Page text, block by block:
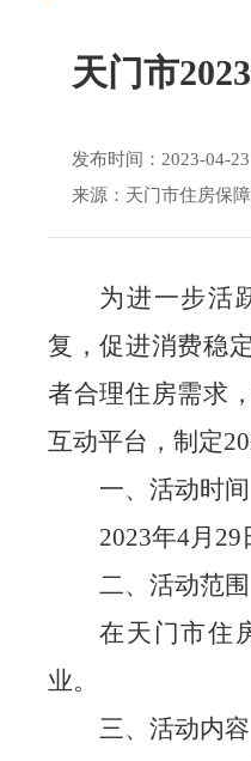
天门市
发布时间：2023-04-
来源：天门市住房保
为进一步活
复，促进消费稳
者合理住房需求
互动平台 ，制定
一、活动时间
2023年4月29
二、活动范围
在天门市住
业。
三、活动内容